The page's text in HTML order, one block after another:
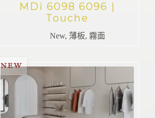
MDi 6098 6096 |
Touche
New, 薄板, 霧面
NEW